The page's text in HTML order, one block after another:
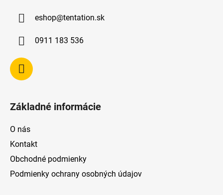
eshop@tentation.sk
0911 183 536
Základné informácie
O nás
Kontakt
Obchodné podmienky
Podmienky ochrany osobných údajov